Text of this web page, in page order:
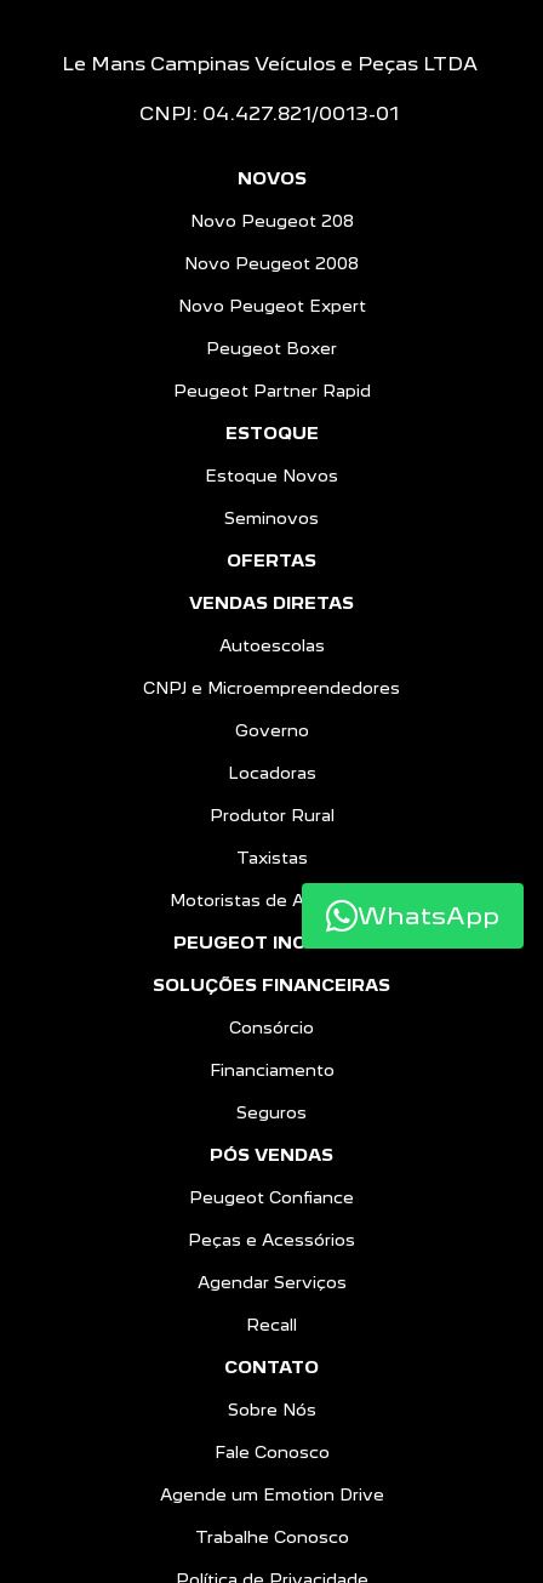
Le Mans Campinas Veículos e Peças LTDA
CNPJ: 04.427.821/0013-01
NOVOS
Novo Peugeot 208
Novo Peugeot 2008
Novo Peugeot Expert
Peugeot Boxer
Peugeot Partner Rapid
ESTOQUE
Estoque Novos
Seminovos
OFERTAS
VENDAS DIRETAS
Autoescolas
CNPJ e Microempreendedores
Governo
Locadoras
Produtor Rural
Taxistas
Motoristas de Aplicativo
PEUGEOT INCLUSÃO
SOLUÇÕES FINANCEIRAS
Consórcio
Financiamento
Seguros
PÓS VENDAS
Peugeot Confiance
Peças e Acessórios
Agendar Serviços
Recall
CONTATO
Sobre Nós
Fale Conosco
Agende um Emotion Drive
Trabalhe Conosco
WhatsApp